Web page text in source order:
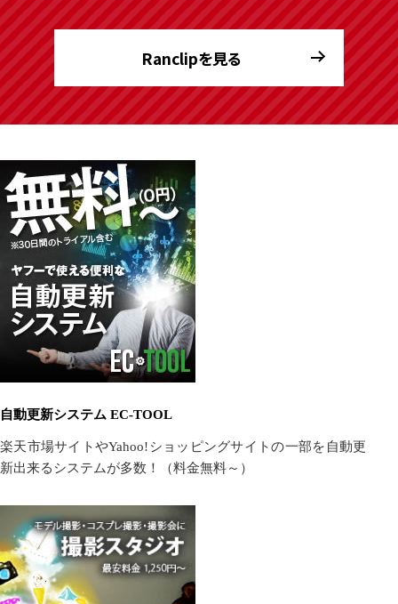
Ranclipを見る
自動更新システム EC-TOOL
楽天市場サイトやYahoo!ショッピングサイトの一部を自動更
新出来るシステムが多数！（料金無料～）